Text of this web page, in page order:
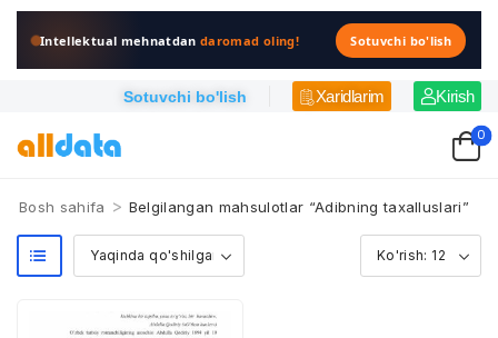
Intellektual mehnatdandaromad oling! Sotuvchi bo'lish
Sotuvchi bo'lish Xaridlarim Kirish
0
Bosh sahifa > Belgilangan mahsulotlar “Adibning taxalluslari”